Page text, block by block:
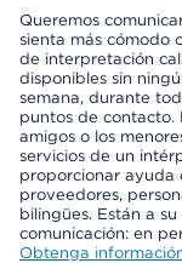
Queremos
sienta más cómodo
de interpretación
disponibles sin
semana, durante
puntos de contacto.
amigos o los
servicios de un
proporcionar ayuda
proveedores,
bilingües. Están a
comunicación: en
Obtenga